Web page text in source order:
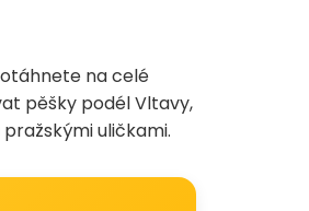
na celé
pěšky podél Vltavy,
uličkami.